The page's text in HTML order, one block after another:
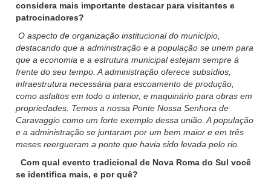
considera mais importante destacar para visitantes e
patrocinadores?
O aspecto de organização institucional do município,
destacando que a administração e a população se unem para
que a economia e a estrutura municipal estejam sempre à
frente do seu tempo. A administração oferece subsídios,
infraestrutura necessária para escoamento de produção,
como asfaltos em todo o interior, e maquinário para obras em
propriedades. Temos a nossa Ponte Nossa Senhora de
Caravaggio como um forte exemplo dessa união. A população
e a administração se juntaram por um bem maior e em três
meses reergueram a ponte que havia sido levada pelo rio.
Com qual evento tradicional de Nova Roma do Sul você
se identifica mais, e por quê?